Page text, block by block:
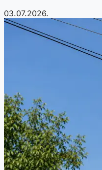
03.07.2026.